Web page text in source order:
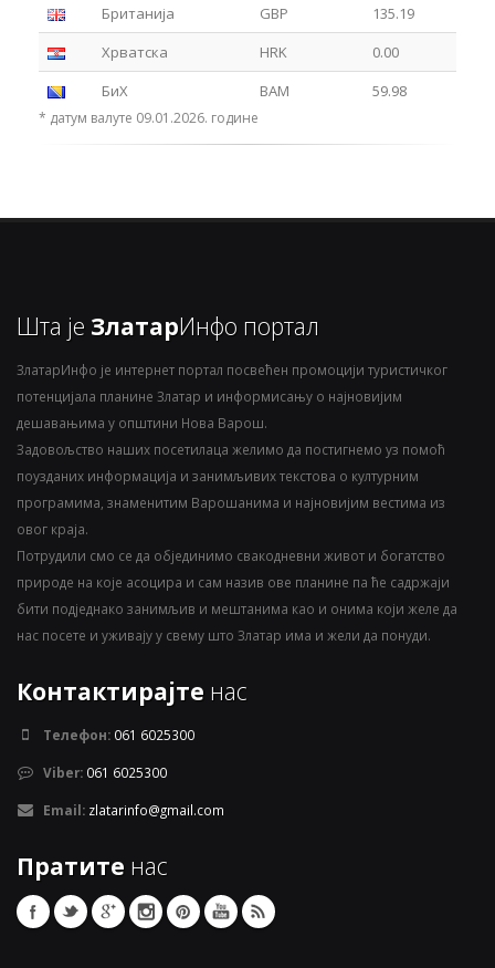
Британија
GBP
135.19
Хрватска
HRK
0.00
БиХ
BAM 59.98
* датум валуте 09.01.2026. године
Шта је ЗлатарИнфо портал
ЗлатарИнфо је интернет портал посвећен промоцији туристичког
потенцијала планине Златар и информисању о најновијим
дешавањима у општини Нова Варош.
Задовољство наших посетилаца желимо да постигнемо уз помоћ
поузданих информација и занимљивих текстова о културним
програмима, знаменитим Варошанима и најновијим вестима из
овог краја.
Потрудили смо се да објединимо свакодневни живот и богатство
природе на које асоцира и сам назив ове планине па ће садржаји
бити подједнако занимљив и мештанима као и онима који желе да
нас посете и уживају у свему што Златар има и жели да понуди.
Контактирајте нас
Телефон: 061 6025300
Viber: 061 6025300
Email: zlatarinfo@gmail.com
Пратите нас